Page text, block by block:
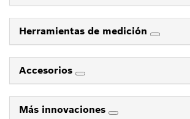
Herramientas de medición
Accesorios
Más innovaciones